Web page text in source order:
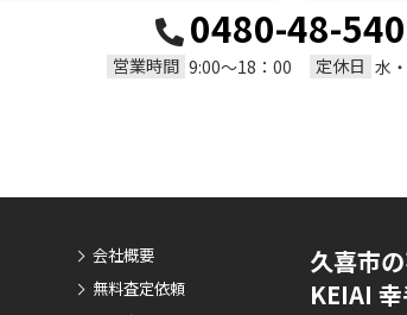
0480-48-
営業時間 9:00～18：00 定休日 水
会社概要
無料査定依頼
久喜市
KEIAI